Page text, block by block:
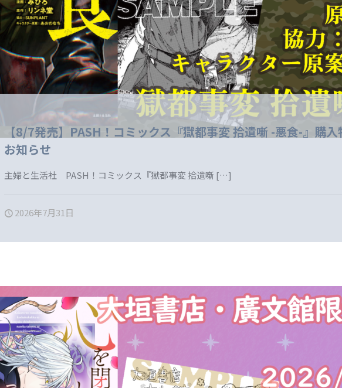
【8/7発売】PASH！コミックス『獄都事変 拾遺噺 -悪食-』購入
お知らせ
主婦と生活社 PASH！コミックス『獄都事変 拾遺噺 […]
2026年7月31日